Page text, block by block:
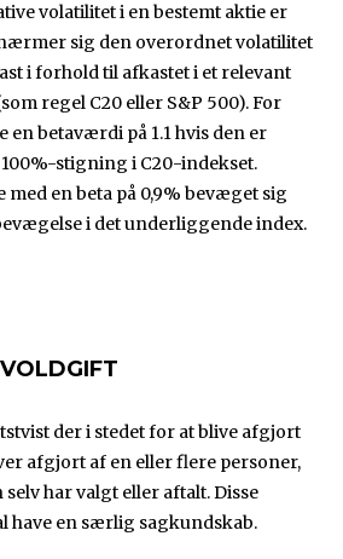
volatilitet i en bestemt aktie er
sig den overordnet volatilitet
i forhold til afkastet i et relevant
regel C20 eller S&P 500). For
en betaværdi på 1.1 hvis den er
stigning i C20-indekset.
med en beta på 0,9% bevæget sig
i det underliggende index.
der i stedet for at blive afgjort
afgjort af en eller flere personer,
har valgt eller aftalt. Disse
have en særlig sagkundskab.